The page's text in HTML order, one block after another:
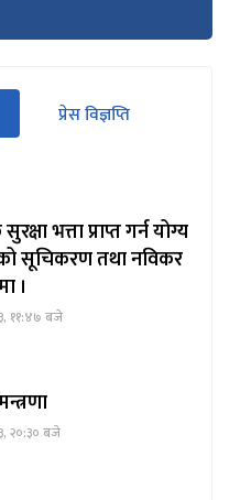
प्रेस विज्ञप्ति
भत्ता प्राप्त गर्न योग्य
सूचिकरण तथा नविकर
।
११:४७ बजे
२०:३० बजे